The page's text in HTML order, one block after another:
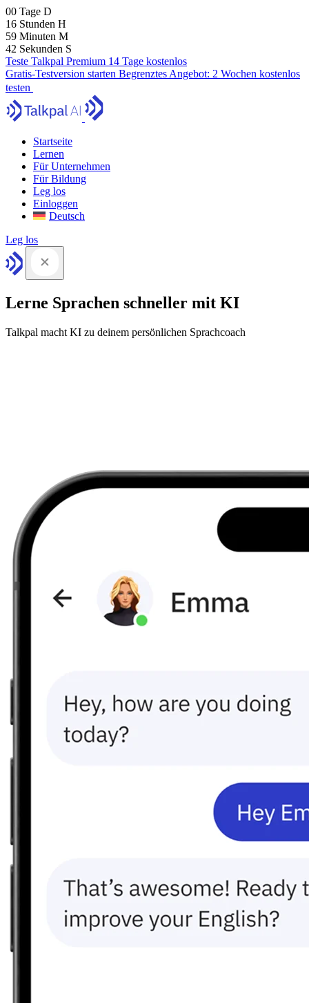
00 Tage D
16 Stunden H
59 Minuten M
41 Sekunden S
Teste Talkpal Premium 14 Tage kostenlos
Gratis-Testversion starten Begrenztes Angebot: 2 Wochen kostenlos
testen
Startseite
Lernen
Für Unternehmen
Für Bildung
Leg los
Einloggen
Deutsch
Leg los
Lerne Sprachen schneller mit KI
Talkpal macht KI zu deinem persönlichen Sprachcoach